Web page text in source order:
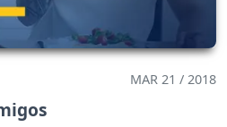
MAR 21 / 2018